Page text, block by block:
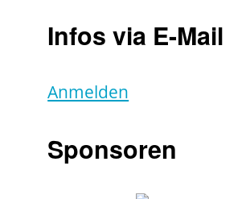
Infos via E-Mail
Anmelden
Sponsoren